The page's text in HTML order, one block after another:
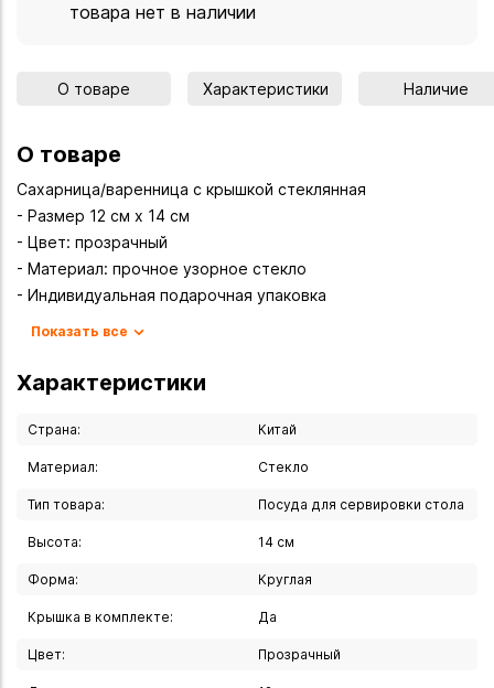
товара нет в наличии
О товаре Характеристики Наличие
О товаре
Сахарница/варенница с крышкой стеклянная
- Размер 12 см х 14 см
- Цвет: прозрачный
- Материал: прочное узорное стекло
- Индивидуальная подарочная упаковка
Показать все
Характеристики
Страна: Китай
Материал: Стекло
Тип товара: Посуда для сервировки стола
Высота: 14 см
Форма: Круглая
Крышка в комплекте: Да
Цвет: Прозрачный